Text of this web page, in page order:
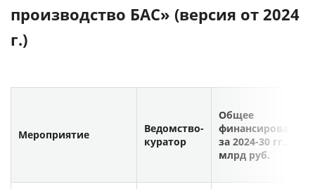
производство БАС» (версия от 2024
г.)
Мероприятие
Ведомство-
куратор
Общее
финансирование
за 2024-30 гг.,
млрд руб.